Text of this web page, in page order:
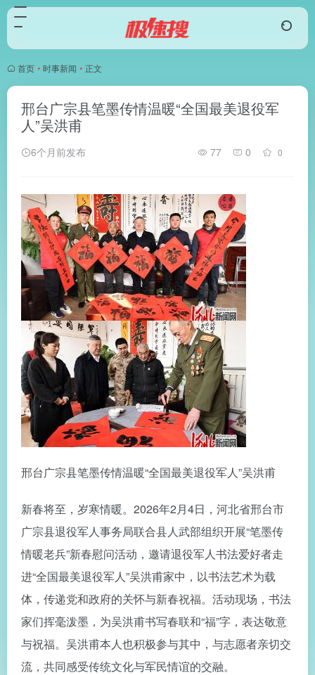
首页 • 时事新闻 • 正文
邢台广宗县笔墨传情温暖“全国最美退役军
人”吴洪甫
6个月前发布 77 0 0
邢台广宗县笔墨传情温暖“全国最美退役军人”吴洪甫
新春将至，岁寒情暖。2026年2月4日，河北省邢台市
广宗县退役军人事务局联合县人武部组织开展“笔墨传
情暖老兵”新春慰问活动，邀请退役军人书法爱好者走
进“全国最美退役军人”吴洪甫家中，以书法艺术为载
体，传递党和政府的关怀与新春祝福。活动现场，书法
家们挥毫泼墨，为吴洪甫书写春联和“福”字，表达敬意
与祝福。吴洪甫本人也积极参与其中，与志愿者亲切交
流，共同感受传统文化与军民情谊的交融。